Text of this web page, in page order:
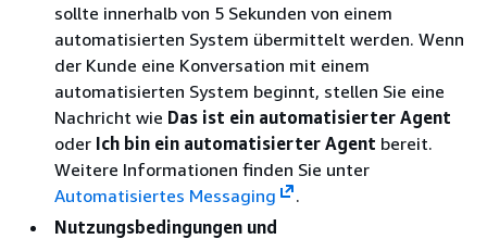
sollte innerhalb von 5 Sekunden von einem
automatisierten System übermittelt werden. Wenn
der Kunde eine Konversation mit einem
automatisierten System beginnt, stellen Sie eine
Nachricht wie Das ist ein automatisierter Agent
oder Ich bin ein automatisierter Agent bereit.
Weitere Informationen finden Sie unter
Automatisiertes Messaging
.
Nutzungsbedingungen und